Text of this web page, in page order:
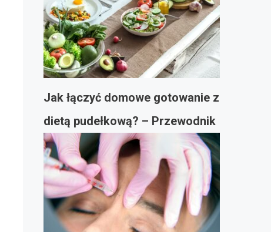
Jak łączyć domowe gotowanie z
dietą pudełkową? – Przewodnik